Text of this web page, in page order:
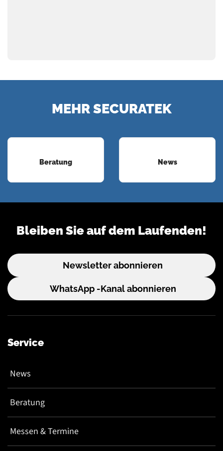
MEHR SECURATEK
Beratung News
Bleiben Sie auf dem Laufenden!
Newsletter abonnieren
WhatsApp -Kanal abonnieren
Service
News
Beratung
Messen & Termine